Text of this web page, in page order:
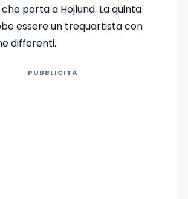
porta a Hojlund. La quinta
essere un trequartista con
differenti.
PUBBLICITÀ